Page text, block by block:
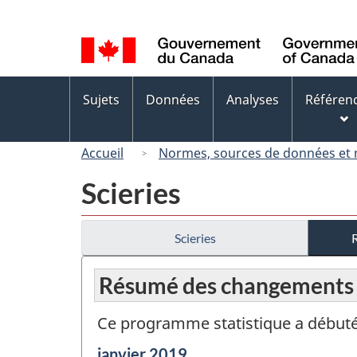
de
la
langue
des
Sujets Données Analyses
Accueil Normes, sources de données et
Scieries
Scieries
Résumé des changements
Ce programme statistique a